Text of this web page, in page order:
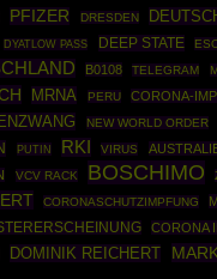
PFIZER DRESDEN
DYATLOW PASS DEEP STATE
B0108 TELEGRAM
MRNA PERU CORONA-
NEW WORLD ORDER
PUTIN RKI VIRUS
VCV RACK BOSCHIMO
CORONASCHUTZIMPFUNG
CORONA
DOMINIK REICHERT